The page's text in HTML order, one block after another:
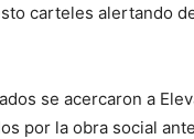
carteles alertando
se acercaron a
por la obra social